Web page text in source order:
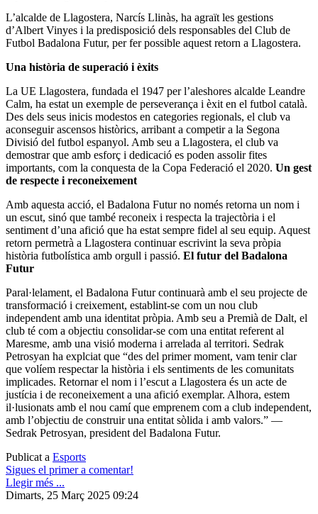
L’alcalde de Llagostera, Narcís Llinàs, ha agraït les gestions
d’Albert Vinyes i la predisposició dels responsables del Club de
Futbol Badalona Futur, per fer possible aquest retorn a Llagostera.
Una història de superació i èxits
La UE Llagostera, fundada el 1947 per l’aleshores alcalde Leandre
Calm, ha estat un exemple de perseverança i èxit en el futbol català.
Des dels seus inicis modestos en categories regionals, el club va
aconseguir ascensos històrics, arribant a competir a la Segona
Divisió del futbol espanyol. Amb seu a Llagostera, el club va
demostrar que amb esforç i dedicació es poden assolir fites
importants, com la conquesta de la Copa Federació el 2020. Un gest
de respecte i reconeixement
Amb aquesta acció, el Badalona Futur no només retorna un nom i
un escut, sinó que també reconeix i respecta la trajectòria i el
sentiment d’una afició que ha estat sempre fidel al seu equip. Aquest
retorn permetrà a Llagostera continuar escrivint la seva pròpia
història futbolística amb orgull i passió. El futur del Badalona
Futur
Paral·lelament, el Badalona Futur continuarà amb el seu projecte de
transformació i creixement, establint-se com un nou club
independent amb una identitat pròpia. Amb seu a Premià de Dalt, el
club té com a objectiu consolidar-se com una entitat referent al
Maresme, amb una visió moderna i arrelada al territori. Sedrak
Petrosyan ha explciat que “des del primer moment, vam tenir clar
que volíem respectar la història i els sentiments de les comunitats
implicades. Retornar el nom i l’escut a Llagostera és un acte de
justícia i de reconeixement a una afició exemplar. Alhora, estem
il·lusionats amb el nou camí que emprenem com a club independent,
amb l’objectiu de construir una entitat sòlida i amb valors.” —
Sedrak Petrosyan, president del Badalona Futur.
Publicat a Esports
Sigues el primer a comentar!
Llegir més ...
Dimarts, 25 Març 2025 09:24